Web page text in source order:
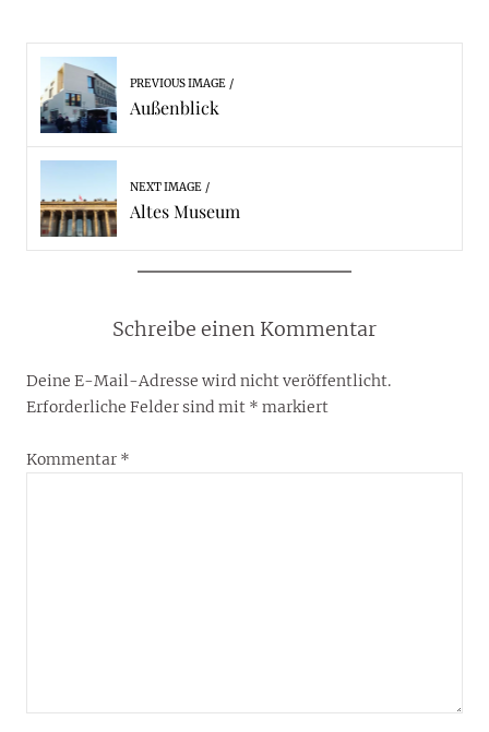
PREVIOUS IMAGE
Außenblick
NEXT IMAGE
Altes Museum
Schreibe einen Kommentar
Deine E-Mail-Adresse wird nicht veröffentlicht.
Erforderliche Felder sind mit * markiert
Kommentar *